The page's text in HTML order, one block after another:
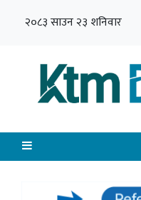
२०८३ साउन २३ शनिवार